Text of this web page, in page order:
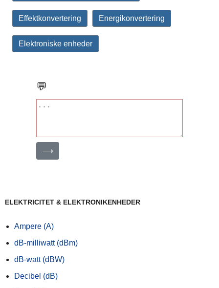
Effektkonvertering Energikonvertering
Elektroniske enheder
💬
⟶
ELEKTRICITET & ELEKTRONIKENHEDER
Ampere (A)
dB-milliwatt (dBm)
dB-watt (dBW)
Decibel (dB)